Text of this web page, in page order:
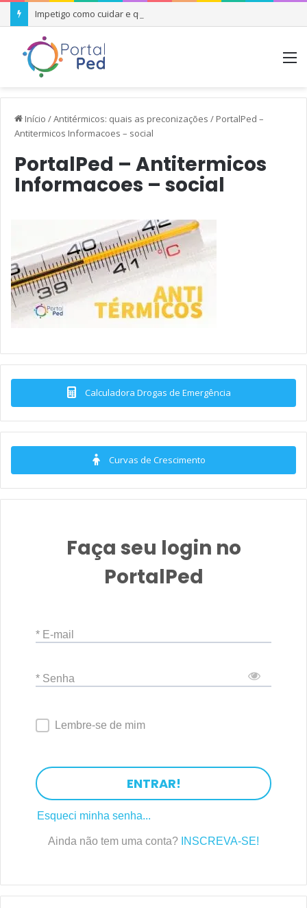
Impetigo como cuidar e quando se preocupar
Início /Antitérmicos: quais as preconizações / PortalPed –
Antitermicos Informacoes – social
PortalPed – Antitermicos
Informacoes – social
Calculadora Drogas de Emergência
Curvas de Crescimento
Faça seu login no
PortalPed
* E-mail
* Senha
Lembre-se de mim
ENTRAR!
Esqueci minha senha...
Ainda não tem uma conta? INSCREVA-SE!